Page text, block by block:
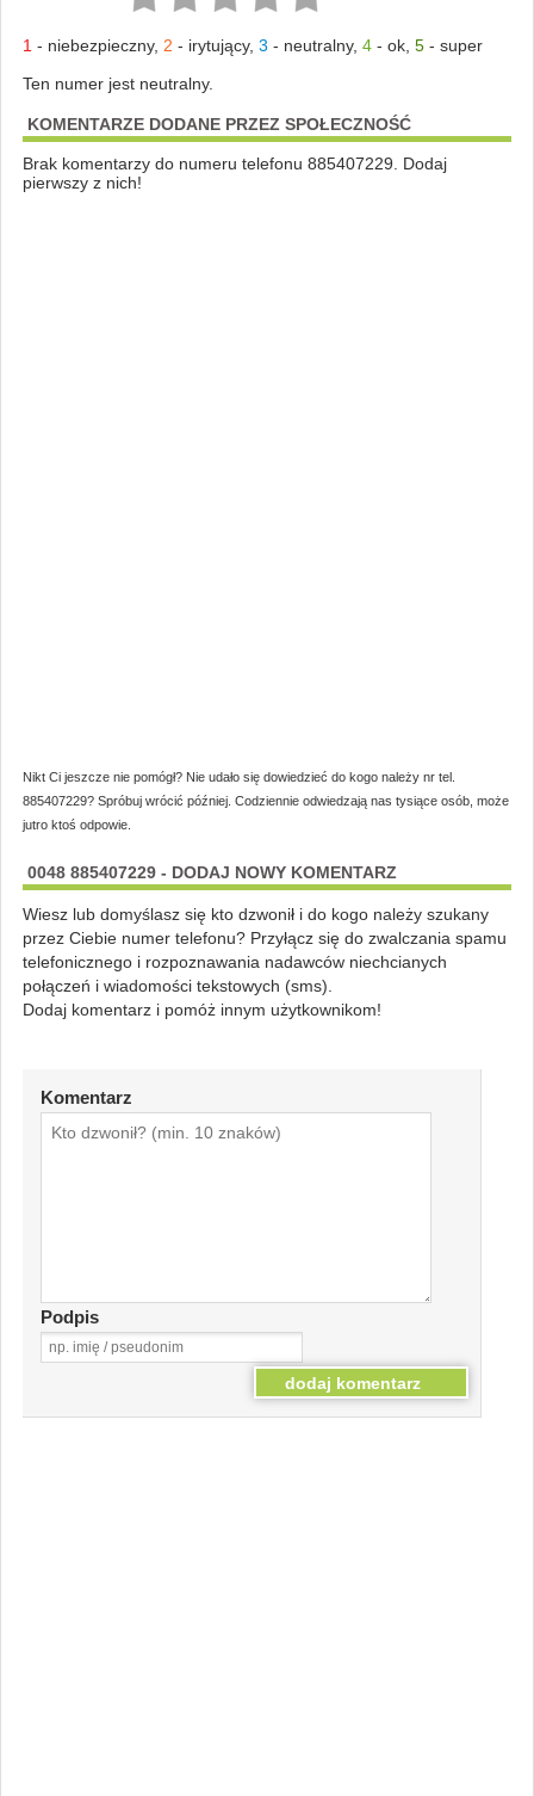
1 - niebezpieczny, 2 - irytujący, 3 - neutralny, 4- ok, 5- super
Ten numer jest neutralny.
KOMENTARZE DODANE PRZEZ SPOŁECZNOŚĆ
Brak komentarzy do numeru telefonu 885407229. Dodaj
pierwszy z nich!
Nikt Ci jeszcze nie pomógł? Nie udało się dowiedzieć do kogo należy nr tel.
885407229? Spróbuj wrócić później. Codziennie odwiedzają nas tysiące osób, może
jutro ktoś odpowie.
0048 885407229 - DODAJ NOWY KOMENTARZ
Wiesz lub domyślasz się kto dzwonił i do kogo należy szukany
przez Ciebie numer telefonu? Przyłącz się do zwalczania spamu
telefonicznego i rozpoznawania nadawców niechcianych
połączeń i wiadomości tekstowych (sms).
Dodaj komentarz i pomóż innym użytkownikom!
Komentarz
Podpis